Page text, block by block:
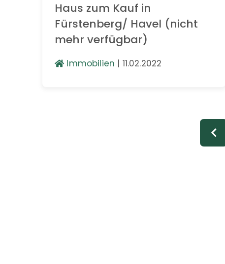
Haus zum Kauf in
Fürstenberg/ Havel (nicht
mehr verfügbar)
Immobilien | 11.02.2022